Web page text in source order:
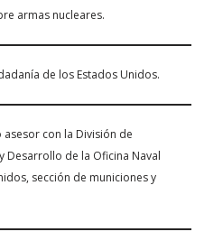
armas nucleares.
de los Estados Unidos.
con la División de
Desarrollo de la Oficina Naval
sección de municiones y